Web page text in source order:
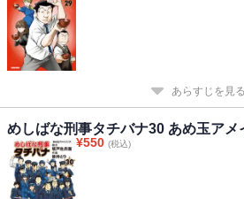
あらすじを見る
めしばな刑事タチバナ30 あめ玉アメ
¥550 (税込)